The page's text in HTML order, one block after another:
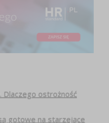
Dlaczego ostrożność
gotowe na starzejące